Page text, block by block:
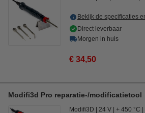
Bekijk de specificaties
Direct leverbaar
Morgen in huis
€ 34,50
Modifi3d Pro reparatie-/modificatietool
Modifi3D 24 V + 450 °C